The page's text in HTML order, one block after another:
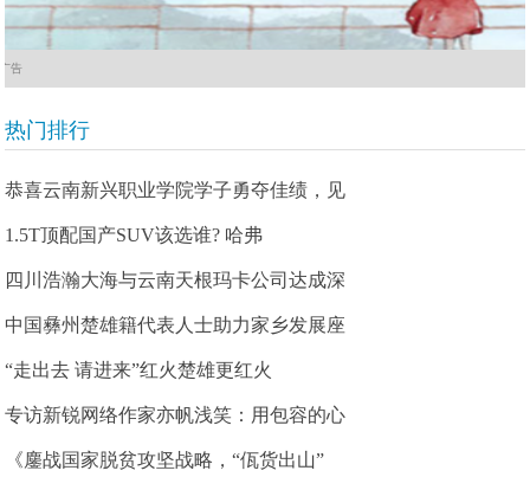
广告
热门排行
恭喜云南新兴职业学院学子勇夺佳绩，见
1.5T顶配国产SUV该选谁? 哈弗
四川浩瀚大海与云南天根玛卡公司达成深
中国彝州楚雄籍代表人士助力家乡发展座
“走出去 请进来”红火楚雄更红火
专访新锐网络作家亦帆浅笑：用包容的心
《鏖战国家脱贫攻坚战略，“佤货出山”